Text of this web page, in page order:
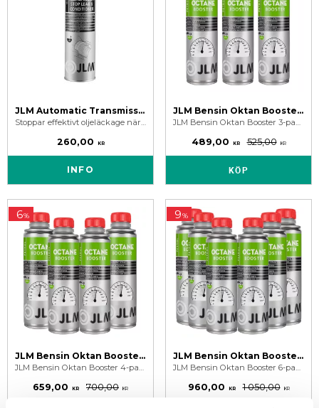
JLM Automatic Transmission Stop Leak & Conditioner 300 ml
Stoppar effektivt oljeläckage när det droppar olja från automatlådan, ger jämnare och tystare växling samt skyddar inre delar i automatlådan.
260,00 KR
INFO
JLM Bensin Oktan Booster 3-Pack
JLM Bensin Oktan Booster 3-pack. Mycket effektiv formel höjer oktantalet, förbättrar motorns prestanda samt skyddar motorn.
489,00 KR 525,00 KR
KÖP
JLM Bensin Oktan Booster 4-Pack
JLM Bensin Oktan Booster 4-pack. Mycket effektiv formel höjer oktantalet, förbättrar motorns prestanda samt skyddar motorn.
659,00 KR 700,00 KR
6%
JLM Bensin Oktan Booster 6-Pack
JLM Bensin Oktan Booster 6-pack. Mycket effektiv formel höjer oktantalet, förbättrar motorns prestanda samt skyddar motorn.
960,00 KR 1 050,00 KR
9%